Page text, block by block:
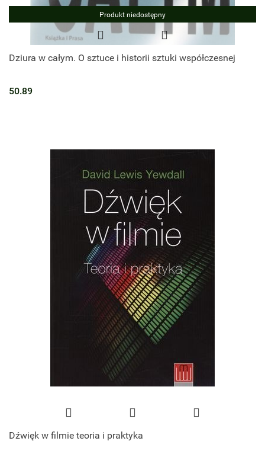
Produkt niedostępny
Dziura w całym. O sztuce i historii sztuki współczesnej
50.89
Dźwięk w filmie teoria i praktyka